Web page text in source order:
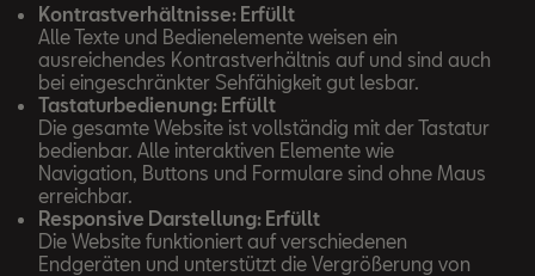
Kontrastverhältnisse: Erfüllt
Alle Texte und Bedienelemente weisen ein
ausreichendes Kontrastverhältnis auf und sind auch
bei eingeschränkter Sehfähigkeit gut lesbar.
Tastaturbedienung: Erfüllt
Die gesamte Website ist vollständig mit der Tastatur
bedienbar. Alle interaktiven Elemente wie
Navigation, Buttons und Formulare sind ohne Maus
erreichbar.
Responsive Darstellung: Erfüllt
Die Website funktioniert auf verschiedenen
Endgeräten und unterstützt die Vergrößerung von